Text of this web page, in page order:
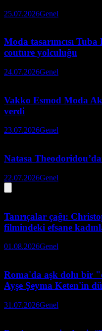
25.07.2026Genel
Moda tasarımcısı
couture yolculuğu
24.07.2026Genel
Vakko Esmod Moda
verdi
23.07.2026Genel
Natasa
22.07.2026Genel
Tanrıçalar çağı:
filmindeki efsane
01.08.2026Genel
Roma'da aşk dolu bir
Ayşe Şeyma Keten'in
31.07.2026Genel